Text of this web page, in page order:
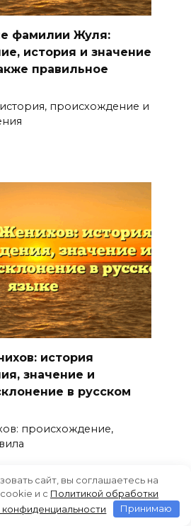
фамилии Жуля:
история и значение
правильное
происхождение и
история
значение и
в русском
происхождение,
сайт, вы соглашаетесь на
и c Политикой обработки
Принимаю